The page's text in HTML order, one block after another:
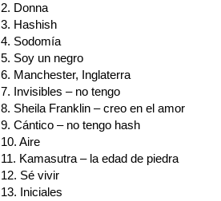
2. Donna
3. Hashish
4. Sodomía
5. Soy un negro
6. Manchester, Inglaterra
7. Invisibles – no tengo
8. Sheila Franklin – creo en el amor
9. Cántico – no tengo hash
10. Aire
11. Kamasutra – la edad de piedra
12. Sé vivir
13. Iniciales